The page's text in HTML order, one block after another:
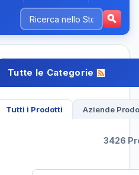
Tutte le Categorie
Tutti i Prodotti Aziende
3426